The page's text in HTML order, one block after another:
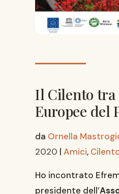
Il Cilento tra
Europee del
da Ornella
2020 | Amici,
Ho incontrato
presidente dell’